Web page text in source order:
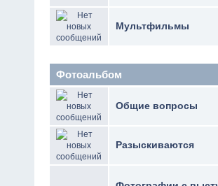
Мультфильмы
Фотоальбом
Общие вопросы
Разыскиваются